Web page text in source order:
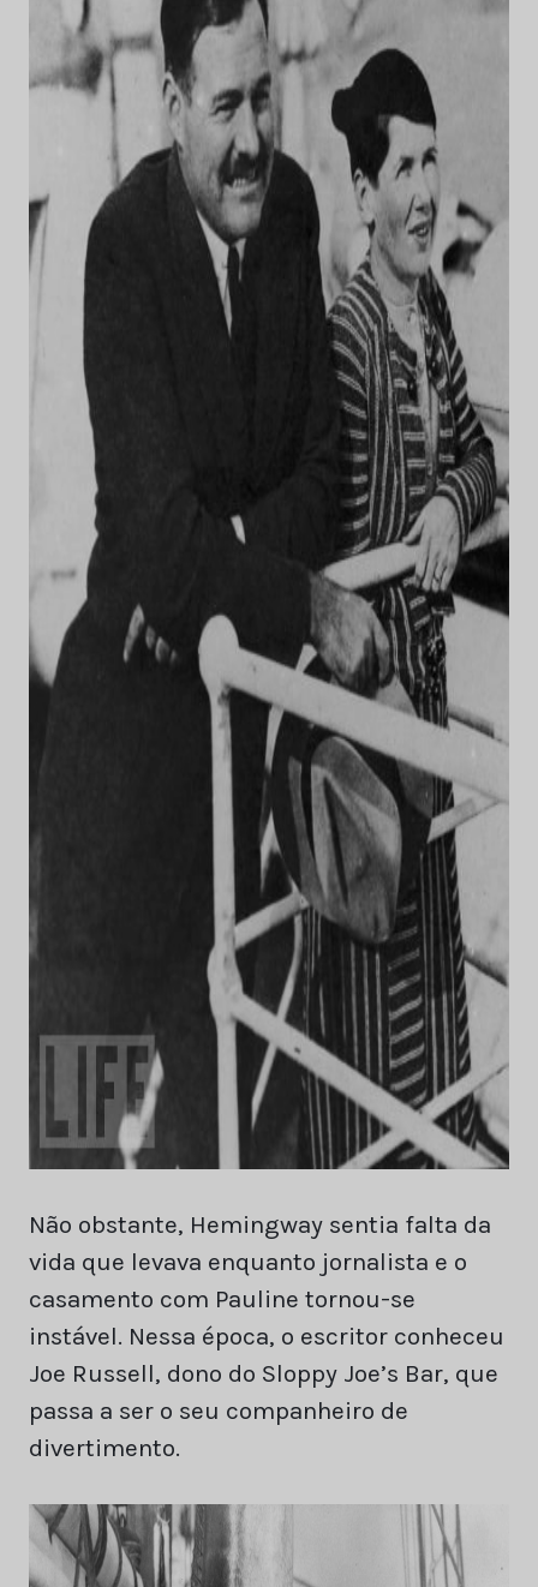
Não obstante, Hemingway sentia falta da
vida que levava enquanto jornalista e o
casamento com Pauline tornou-se
instável. Nessa época, o escritor conheceu
Joe Russell, dono do Sloppy Joe’s Bar, que
passa a ser o seu companheiro de
divertimento.